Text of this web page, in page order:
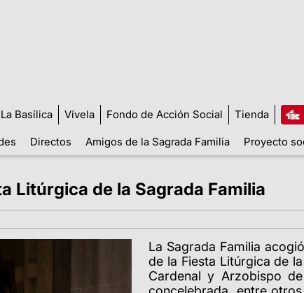
La Basílica Vívela Fondo de Acción Social Tienda
Directos Amigos de la Sagrada Familia Proyecto
Litúrgica de la Sagrada Familia
La Sagrada Familia
de la Fiesta Litúrgica de
Cardenal y Arzobispo